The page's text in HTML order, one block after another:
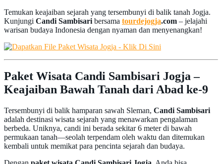
Temukan keajaiban sejarah yang tersembunyi di balik tanah Jogja.
Kunjungi Candi Sambisari bersama tourdejogja.com – jelajahi
warisan budaya Indonesia dengan nyaman dan menyenangkan!
Paket Wisata Candi Sambisari Jogja –
Keajaiban Bawah Tanah dari Abad ke-9
Tersembunyi di balik hamparan sawah Sleman, Candi Sambisari
adalah destinasi wisata sejarah yang menawarkan pengalaman
berbeda. Uniknya, candi ini berada sekitar 6 meter di bawah
permukaan tanah—seolah terpendam oleh waktu dan ditemukan
kembali untuk memikat para pencinta sejarah dan budaya.